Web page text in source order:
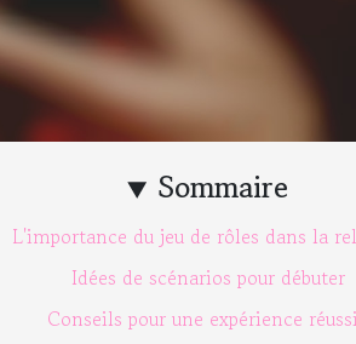
Sommaire
L'importance du jeu de rôles dans la
Idées de scénarios pour débuter
Conseils pour une expérience